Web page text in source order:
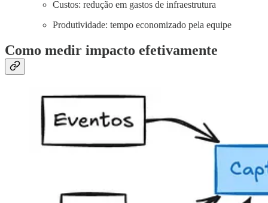
Custos: redução em gastos de infraestrutura
Produtividade: tempo economizado pela equipe
Como medir impacto efetivamente